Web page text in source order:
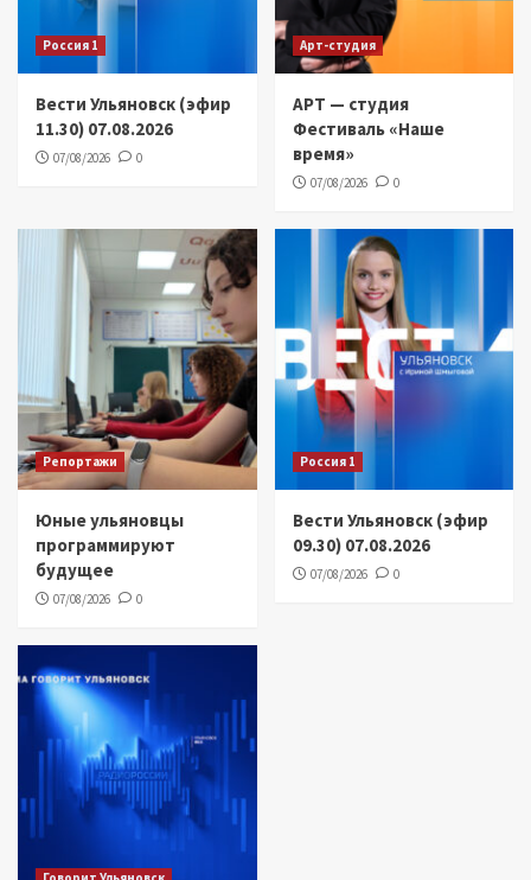
Россия 1
Вести Ульяновск (эфир
11.30) 07.08.2026
07/08/2026 0
Арт-студия
АРТ — студия
Фестиваль «Наше
время»
07/08/2026 0
Репортажи
Юные ульяновцы
программируют
будущее
07/08/2026 0
Россия 1
Вести Ульяновск (эфир
09.30) 07.08.2026
07/08/2026 0